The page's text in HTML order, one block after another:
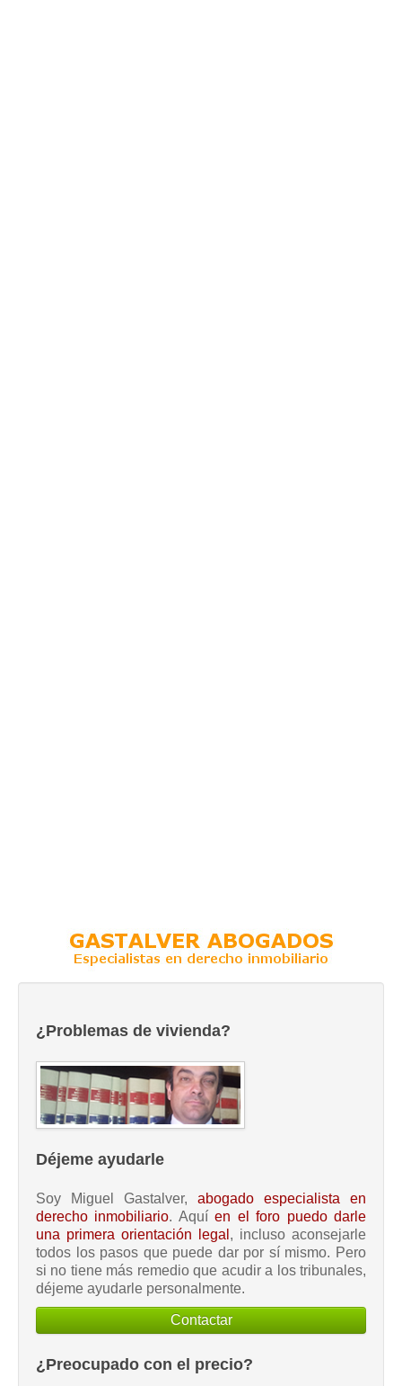
¿Problemas de vivienda?
Déjeme ayudarle
Soy Miguel Gastalver, abogado especialista en
derecho inmobiliario. Aquíen el foro puedo darle
una primera orientación legal , incluso aconsejarle
todos los pasos que puede dar por sí mismo. Pero
si no tiene más remedio que acudir a los tribunales,
déjeme ayudarle personalmente.
Contactar
¿Preocupado con el precio?